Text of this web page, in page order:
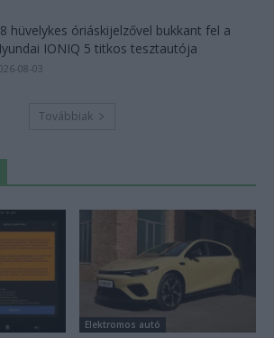
hüvelykes óriáskijelzővel bukkant fel a
IONIQ 5 titkos tesztautója
08-03
Továbbiak
Elektromos autó